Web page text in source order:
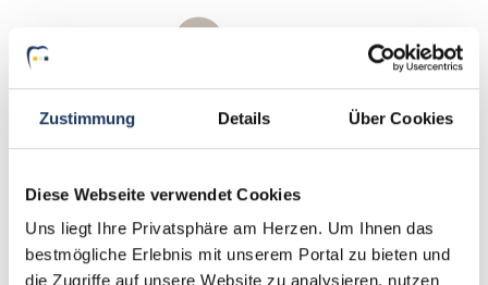
Zustimmung Details Über Cookies
Diese Webseite verwendet Cookies
Uns liegt Ihre Privatsphäre am Herzen. Um Ihnen das
bestmögliche Erlebnis mit unserem Portal zu bieten und
die Zugriffe auf unsere Website zu analysieren, nutzen
Paul Nietzschmann | Geschäftsführer | Team Lieblings-